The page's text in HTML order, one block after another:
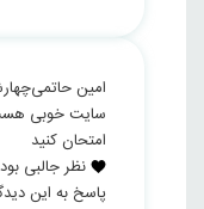
امین حاتمیچهارشنبه
سایت خوبی هست
امتحان کنید
نظر جالبی بود
پاسخ به این